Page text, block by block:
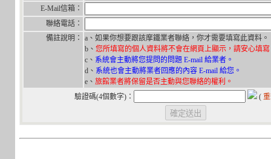
E-Mail信箱：
聯絡電話：
備註說明：
a、如果你想要跟該摩鐵業者聯絡，你才需要填寫此資料。
b、 您所填寫的個人資料將不會在網頁上顯示，請安心填寫
c、 系統會主動將您提問的問題 E-mail 給業者。
d、 系統也會主動將業者回應的內容 E-mail 給您。
e、 旅館業者將保留是否主動與您聯絡的權利。
驗證碼(4個數字)：
(